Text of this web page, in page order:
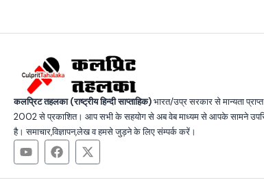
कलप्रिट तहलका (राष्ट्रीय हिन्दी साप्ताहिक)भारत/उप्र सरकार से मान्यता प्राप्त
2002 से प्रकाशित। आप सभी के सहयोग से अब वेब माध्यम से आपके सामने
है। समाचार,विज्ञापन,लेख व हमसे जुड़ने के लिए संम्पर्क करें।